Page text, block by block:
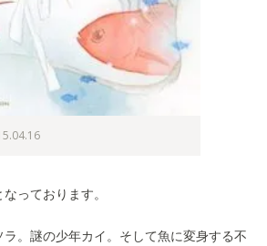
っております。
。謎の少年カイ。そして魚に変身する不